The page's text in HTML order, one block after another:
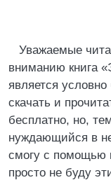
Уважаемые
вниманию книга
является
скачать и
бесплатно, но,
нуждающийся в
смогу с помощью
просто не буду